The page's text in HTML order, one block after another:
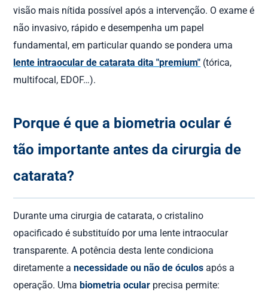
visão mais nítida possível após a intervenção. O exame é
não invasivo, rápido e desempenha um papel
fundamental, em particular quando se pondera uma
lente intraocular de catarata dita "premium" (tórica,
multifocal, EDOF…).
Porque é que a biometria ocular é
tão importante antes da cirurgia de
catarata?
Durante uma cirurgia de catarata, o cristalino
opacificado é substituído por uma lente intraocular
transparente. A potência desta lente condiciona
diretamente anecessidade ou não de óculos após a
operação. Uma biometria ocular precisa permite: